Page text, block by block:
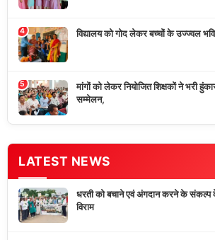
4 विद्यालय को गोद लेकर बच्चों के उज्ज्वल
5
मांगों को लेकर नियोजित शिक्षकों ने भरी
सम्मेलन,
LATEST NEWS
धरती को बचाने एवं अंगदान करने के संकल्प
विराम